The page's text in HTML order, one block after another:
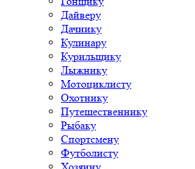
Дайверу
Дачнику
Кулинару
Курильщику
Лыжнику
Мотоциклисту
Охотнику
Путешественнику
Рыбаку
Спортсмену
Футболисту